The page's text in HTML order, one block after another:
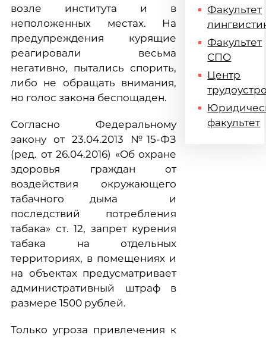
возле института и в
неположенных местах. На
предупреждения курящие
реагировали весьма
негативно, пытались спорить,
либо не обращать внимания,
но голос закона беспощаден.
Согласно Федеральному
закону от 23.04.2013 №15-ФЗ
(ред. от 26.04.2016) «Об охране
здоровья граждан от
воздействия окружающего
табачного дыма и
последствий потребления
табака» ст. 12, запрет курения
табака на отдельных
территориях, в помещениях и
на объектах предусматривает
административный штраф в
размере 1500 рублей.
Только угроза привлечения к
Факультет
Факультет
СПО
Центр
факультет